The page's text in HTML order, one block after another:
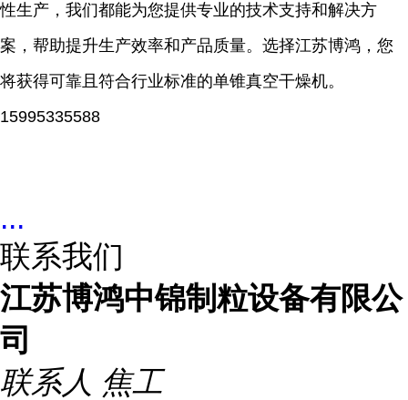
性生产，我们都能为您提供专业的技术支持和解决方
案，帮助提升生产效率和产品质量。选择江苏博鸿，您
将获得可靠且符合行业标准的单锥真空干燥机。
15995335588
...
联系我们
江苏博鸿中锦制粒设备有限公
司
联系人 焦工